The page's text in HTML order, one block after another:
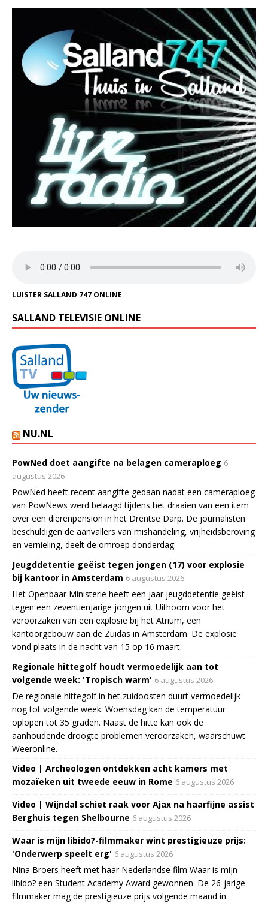
LUISTER SALLAND 747 ONLINE
SALLAND TELEVISIE ONLINE
NU.NL
PowNed doet aangifte na belagen cameraploeg 6
augustus 2026
PowNed heeft recent aangifte gedaan nadat een cameraploeg
van PowNews werd belaagd tijdens het draaien van een item
over een dierenpension in het Drentse Darp. De journalisten
beschuldigen de aanvallers van mishandeling, vrijheidsberoving
en vernieling, deelt de omroep donderdag.
Jeugddetentie geëist tegen jongen (17) voor explosie
bij kantoor in Amsterdam 6 augustus 2026
Het Openbaar Ministerie heeft een jaar jeugddetentie geëist
tegen een zeventienjarige jongen uit Uithoorn voor het
veroorzaken van een explosie bij het Atrium, een
kantoorgebouw aan de Zuidas in Amsterdam. De explosie
vond plaats in de nacht van 15 op 16 maart.
Regionale hittegolf houdt vermoedelijk aan tot
volgende week: 'Tropisch warm' 6 augustus 2026
De regionale hittegolf in het zuidoosten duurt vermoedelijk
nog tot volgende week. Woensdag kan de temperatuur
oplopen tot 35 graden. Naast de hitte kan ook de
aanhoudende droogte problemen veroorzaken, waarschuwt
Weeronline.
Video | Archeologen ontdekken acht kamers met
mozaïeken uit tweede eeuw in Rome 6 augustus 2026
Video | Wijndal schiet raak voor Ajax na haarfijne assist
Berghuis tegen Shelbourne 6 augustus 2026
Waar is mijn libido?-filmmaker wint prestigieuze prijs:
'Onderwerp speelt erg' 6 augustus 2026
Nina Broers heeft met haar Nederlandse film Waar is mijn
libido? een Student Academy Award gewonnen. De 26-jarige
filmmaker mag de prestigieuze prijs volgende maand in